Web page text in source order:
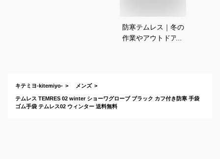
防寒テムレス｜冬の
作業やアウトドア
キテミヨ-kitemiyo- メンズ
テムレス TEMRES 02 winter ショーワグローブ ブラック カフ付き防寒 手袋
ゴム手袋 テムレス02 ウィンター 送料無料